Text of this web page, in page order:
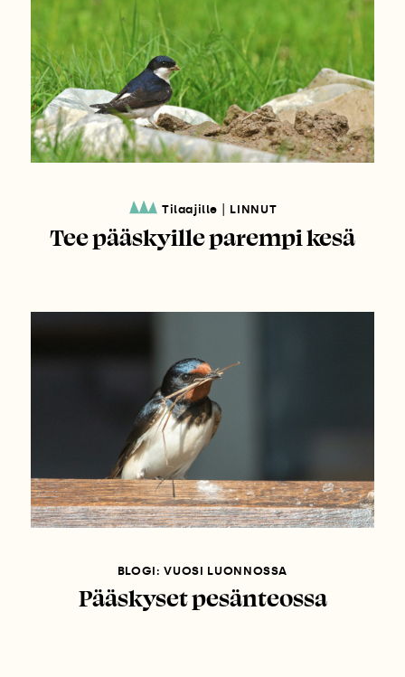
Tilaajille LINNUT
Tee pääskyille parempi kesä
BLOGI: VUOSI LUONNOSSA
Pääskyset pesänteossa